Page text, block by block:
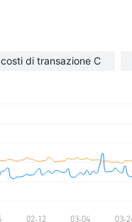
costi di transazione C